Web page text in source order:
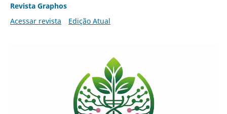
Revista Graphos
Acessar revista
Edição Atual